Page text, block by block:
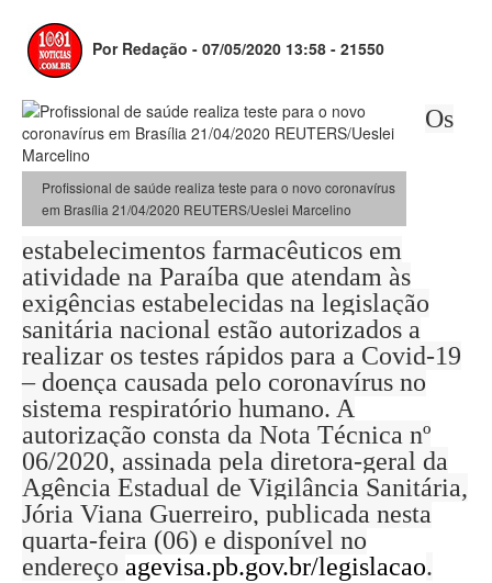
Por Redação - 07/05/2020 13:58 - 21550
Profissional de saúde realiza teste para o novo coronavírus
em Brasília 21/04/2020 REUTERS/Ueslei Marcelino
Os
estabelecimentos farmacêuticos em
atividade na Paraíba que atendam às
exigências estabelecidas na legislação
sanitária nacional estão autorizados a
realizar os testes rápidos para a Covid-19
– doença causada pelo coronavírus no
sistema respiratório humano. A
autorização consta da Nota Técnica nº
06/2020, assinada pela diretora-geral da
Agência Estadual de Vigilância Sanitária,
Jória Viana Guerreiro, publicada nesta
quarta-feira (06) e disponível no
endereço agevisa.pb.gov.br/legislacao.